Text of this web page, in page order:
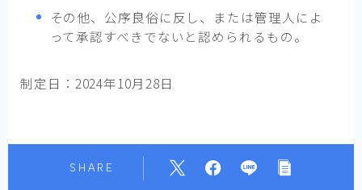
その他、公序良俗に反し、または管理人によ
って承認すべきでないと認められるもの。
制定日：2024年10月28日
SHARE